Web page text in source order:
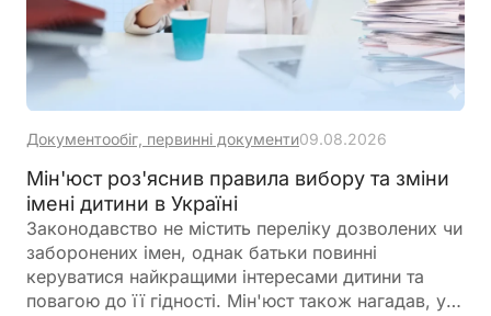
Документообіг, первинні документи09.08.2026
Мін'юст роз'яснив правила вибору та зміни
імені дитини в Україні
Законодавство не містить переліку дозволених чи
заборонених імен, однак батьки повинні
керуватися найкращими інтересами дитини та
повагою до її гідності. Мін'юст також нагадав, у